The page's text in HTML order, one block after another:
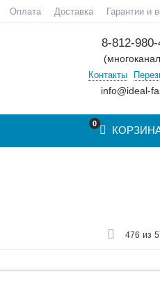
Оплата Доставка Гарантии и
8-812-
Контакты
info@ideal-
0
476 из